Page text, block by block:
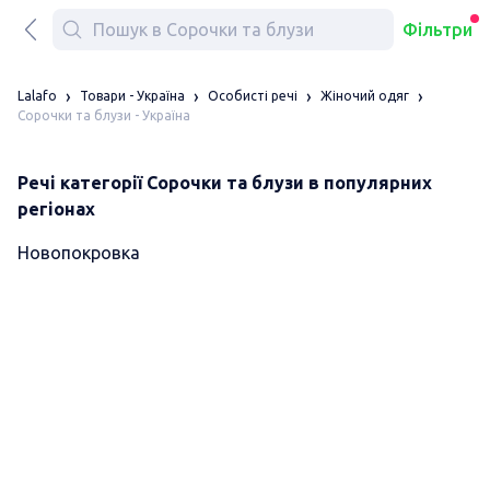
Фільтри
Lalafo Товари - Україна Особисті речі
Жіночий одяг
Сорочки та блузи - Україна
Речі категорії Сорочки та блузи в популярних
регіонах
Новопокровка